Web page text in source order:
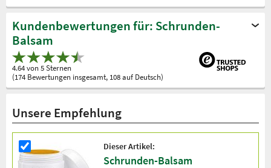
Kundenbewertungen für: Schrunden-
Balsam
4.64 von 5 Sternen
(174 Bewertungen insgesamt, 108 auf Deutsch)
Unsere Empfehlung
Dieser Artikel:
Schrunden-Balsam